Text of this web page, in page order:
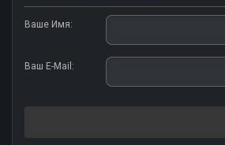
Ваше Имя:
Ваш E-Mail: